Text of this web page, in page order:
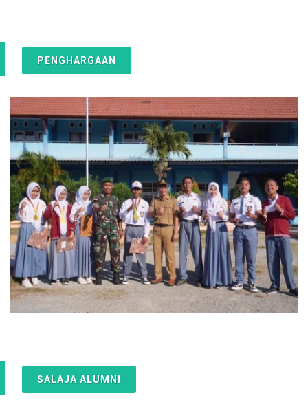
PENGHARGAAN
SALAJA ALUMNI